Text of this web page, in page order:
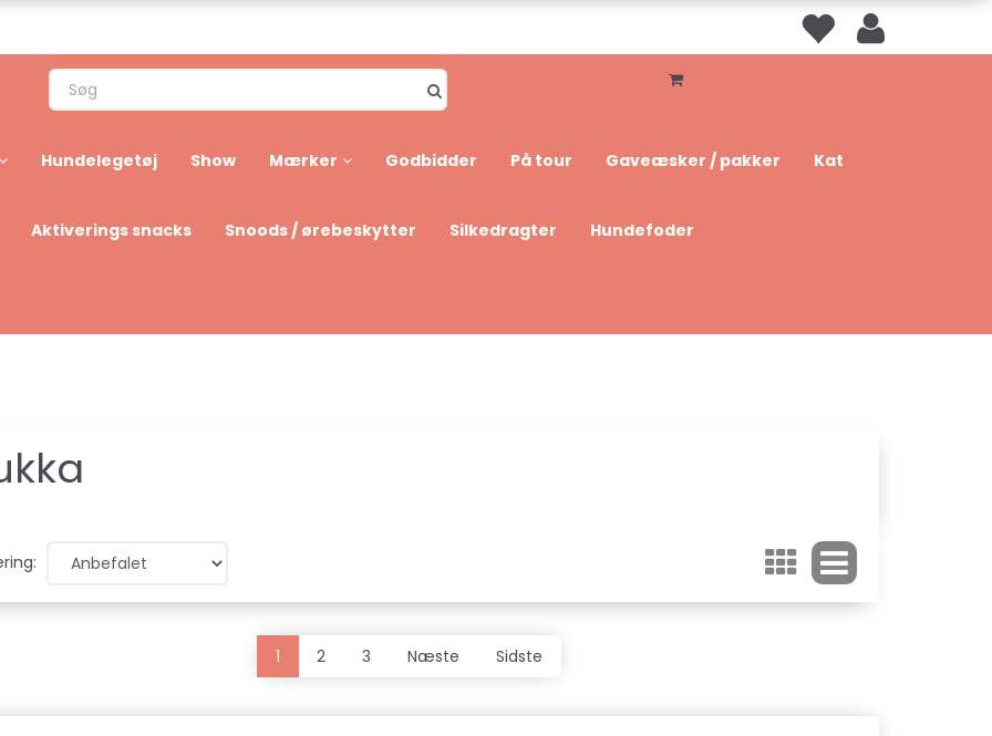
Hundelegetøj Show Mærker Godbidder På tour Gaveæsker / pakker Kat
Aktiverings snacks Snoods / ørebeskytter Silkedragter Hundefoder
1 2 3 Næste Sidste